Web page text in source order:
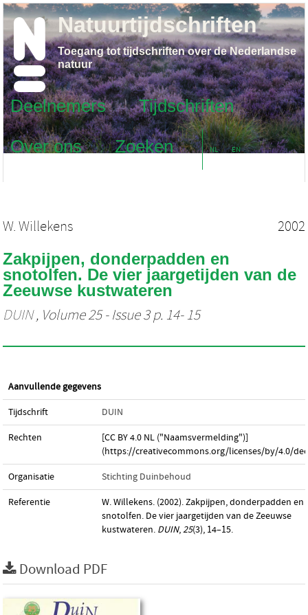
Deelnemers
Tijdschriften
Over ons
Zoeken NL EN
Natuurtijdschriften
Toegang tot tijdschriften over de Nederlandse
natuur
W. Willekens 2002
Zakpijpen, donderpadden en
snotolfen. De vier jaargetijden van de
Zeeuwse kustwateren
DUIN, Volume 25 - Issue 3 p. 14- 15
Aanvullende gegevens
Tijdschrift DUIN
Rechten
[CC BY 4.0 NL ("Naamsvermelding")]
(https://creativecommons.org/licenses/by/4.0/
Organisatie Stichting Duinbehoud
Referentie
W. Willekens. (2002). Zakpijpen, donderpadden en
snotolfen. De vier jaargetijden van de Zeeuwse
kustwateren. DUIN,25(3), 14–15.
Download PDF